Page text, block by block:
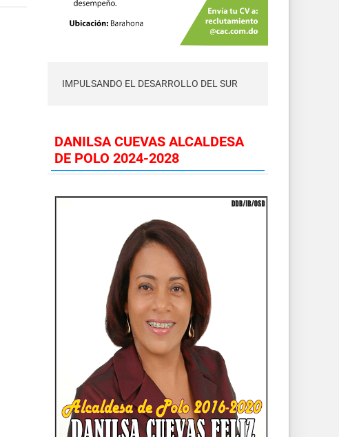
IMPULSANDO EL DESARROLLO DEL SUR
DANILSA CUEVAS ALCALDESA
DE POLO 2024-2028